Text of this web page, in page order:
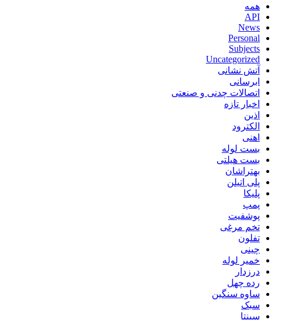
همه
API
News
Personal
Subjects
Uncategorized
آتش نشانی
ابرسانی
اتصالات چدنی و صنعتی
اخبار تازه
اذین
الکترود
اهنی
بست لوله
بست هیلتی
بهتراشان
پلی اتیلن
پلیکا
پمپ
پوشفیت
تخم مرغی
تفلون
چینی
خمیر لوله
درزدار
رده چهل
ساوه سنگین
سبک
سپنتا